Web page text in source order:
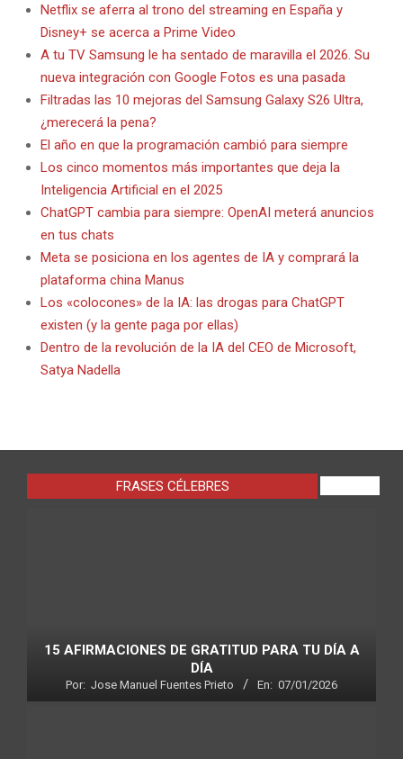
Netflix se aferra al trono del streaming en España y
Disney+ se acerca a Prime Video
A tu TV Samsung le ha sentado de maravilla el 2026. Su
nueva integración con Google Fotos es una pasada
Filtradas las 10 mejoras del Samsung Galaxy S26 Ultra,
¿merecerá la pena?
El año en que la programación cambió para siempre
Los cinco momentos más importantes que deja la
Inteligencia Artificial en el 2025
ChatGPT cambia para siempre: OpenAI meterá anuncios
en tus chats
Meta se posiciona en los agentes de IA y comprará la
plataforma china Manus
Los «colocones» de la IA: las drogas para ChatGPT
existen (y la gente paga por ellas)
Dentro de la revolución de la IA del CEO de Microsoft,
Satya Nadella
FRASES CÉLEBRES
15 AFIRMACIONES DE GRATITUD PARA TU DÍA A
DÍA
Por: Jose Manuel Fuentes Prieto En: 07/01/2026